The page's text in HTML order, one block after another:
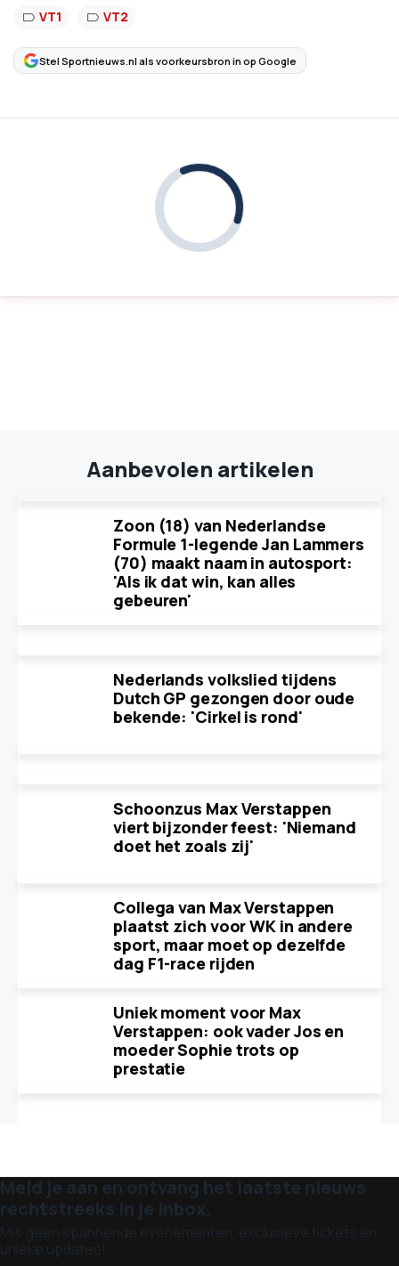
VT1 VT2
Stel Sportnieuws.nl als voorkeursbron in op Google
Aanbevolen artikelen
Zoon (18) van Nederlandse
Formule 1-legende Jan Lammers
(70) maakt naam in autosport:
'Als ik dat win, kan alles
gebeuren'
Nederlands volkslied tijdens
Dutch GP gezongen door oude
bekende: 'Cirkel is rond'
Schoonzus Max Verstappen
viert bijzonder feest: 'Niemand
doet het zoals zij'
Collega van Max Verstappen
plaatst zich voor WK in andere
sport, maar moet op dezelfde
dag F1-race rijden
Uniek moment voor Max
Verstappen: ook vader Jos en
moeder Sophie trots op
prestatie
Meld je aan en ontvang het laatste nieuws
rechtstreeks in je inbox.
Mis geen spannende evenementen, exclusieve tickets en
unieke updates!